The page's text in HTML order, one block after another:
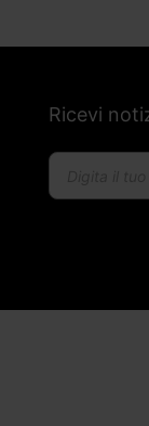
Ricevi